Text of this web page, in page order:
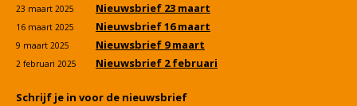
23 maart 2025 Nieuwsbrief 23 maart
16 maart 2025 Nieuwsbrief 16 maart
9 maart 2025 Nieuwsbrief 9 maart
2 februari 2025 Nieuwsbrief 2 februari
Schrijf je in voor de nieuwsbrief